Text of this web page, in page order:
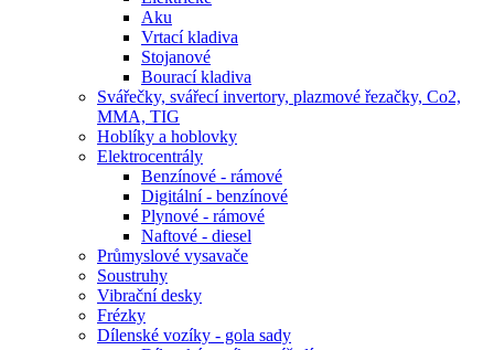
Aku
Vrtací kladiva
Stojanové
Bourací kladiva
Svářečky, svářecí invertory, plazmové řezačky, Co2,
MMA, TIG
Hoblíky a hoblovky
Elektrocentrály
Benzínové - rámové
Digitální - benzínové
Plynové - rámové
Naftové - diesel
Průmyslové vysavače
Soustruhy
Vibrační desky
Frézky
Dílenské vozíky - gola sady